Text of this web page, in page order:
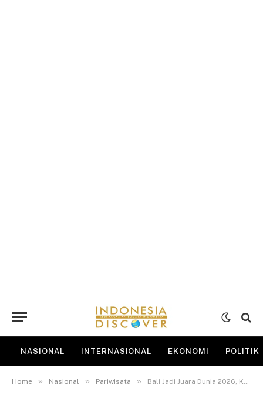
NASIONAL INTERNASIONAL EKONOMI POLITIK
Home » Nasional » Pariwisata » Bali Jadi Juara Dunia 2026, Kalahkan London dan Paris!